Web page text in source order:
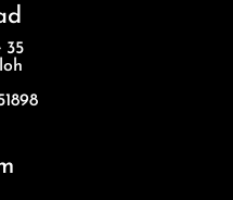
35